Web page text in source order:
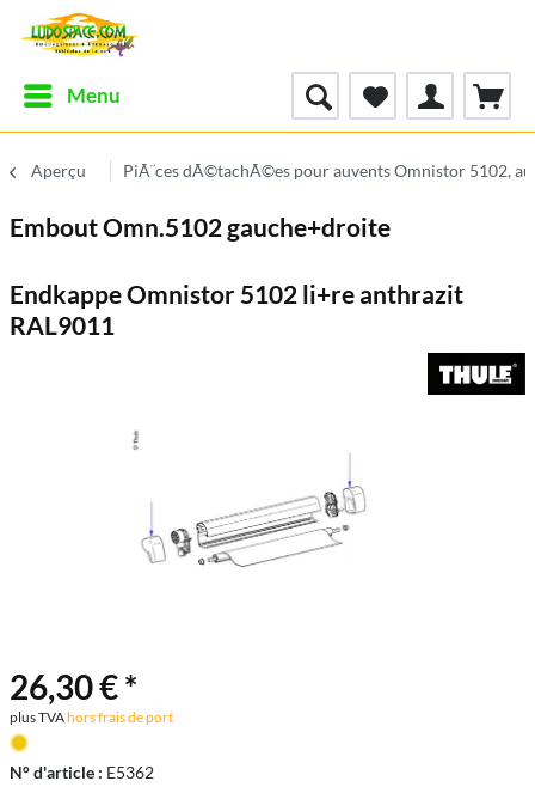
Menu
Aperçu PiÃ¨ces dÃ©tachÃ©es pour auvents Omnistor 5102,
Embout Omn.5102 gauche+droite
Endkappe Omnistor 5102 li+re anthrazit
RAL9011
26,30 € *
plus TVAhors frais de port
N° d'article : E5362